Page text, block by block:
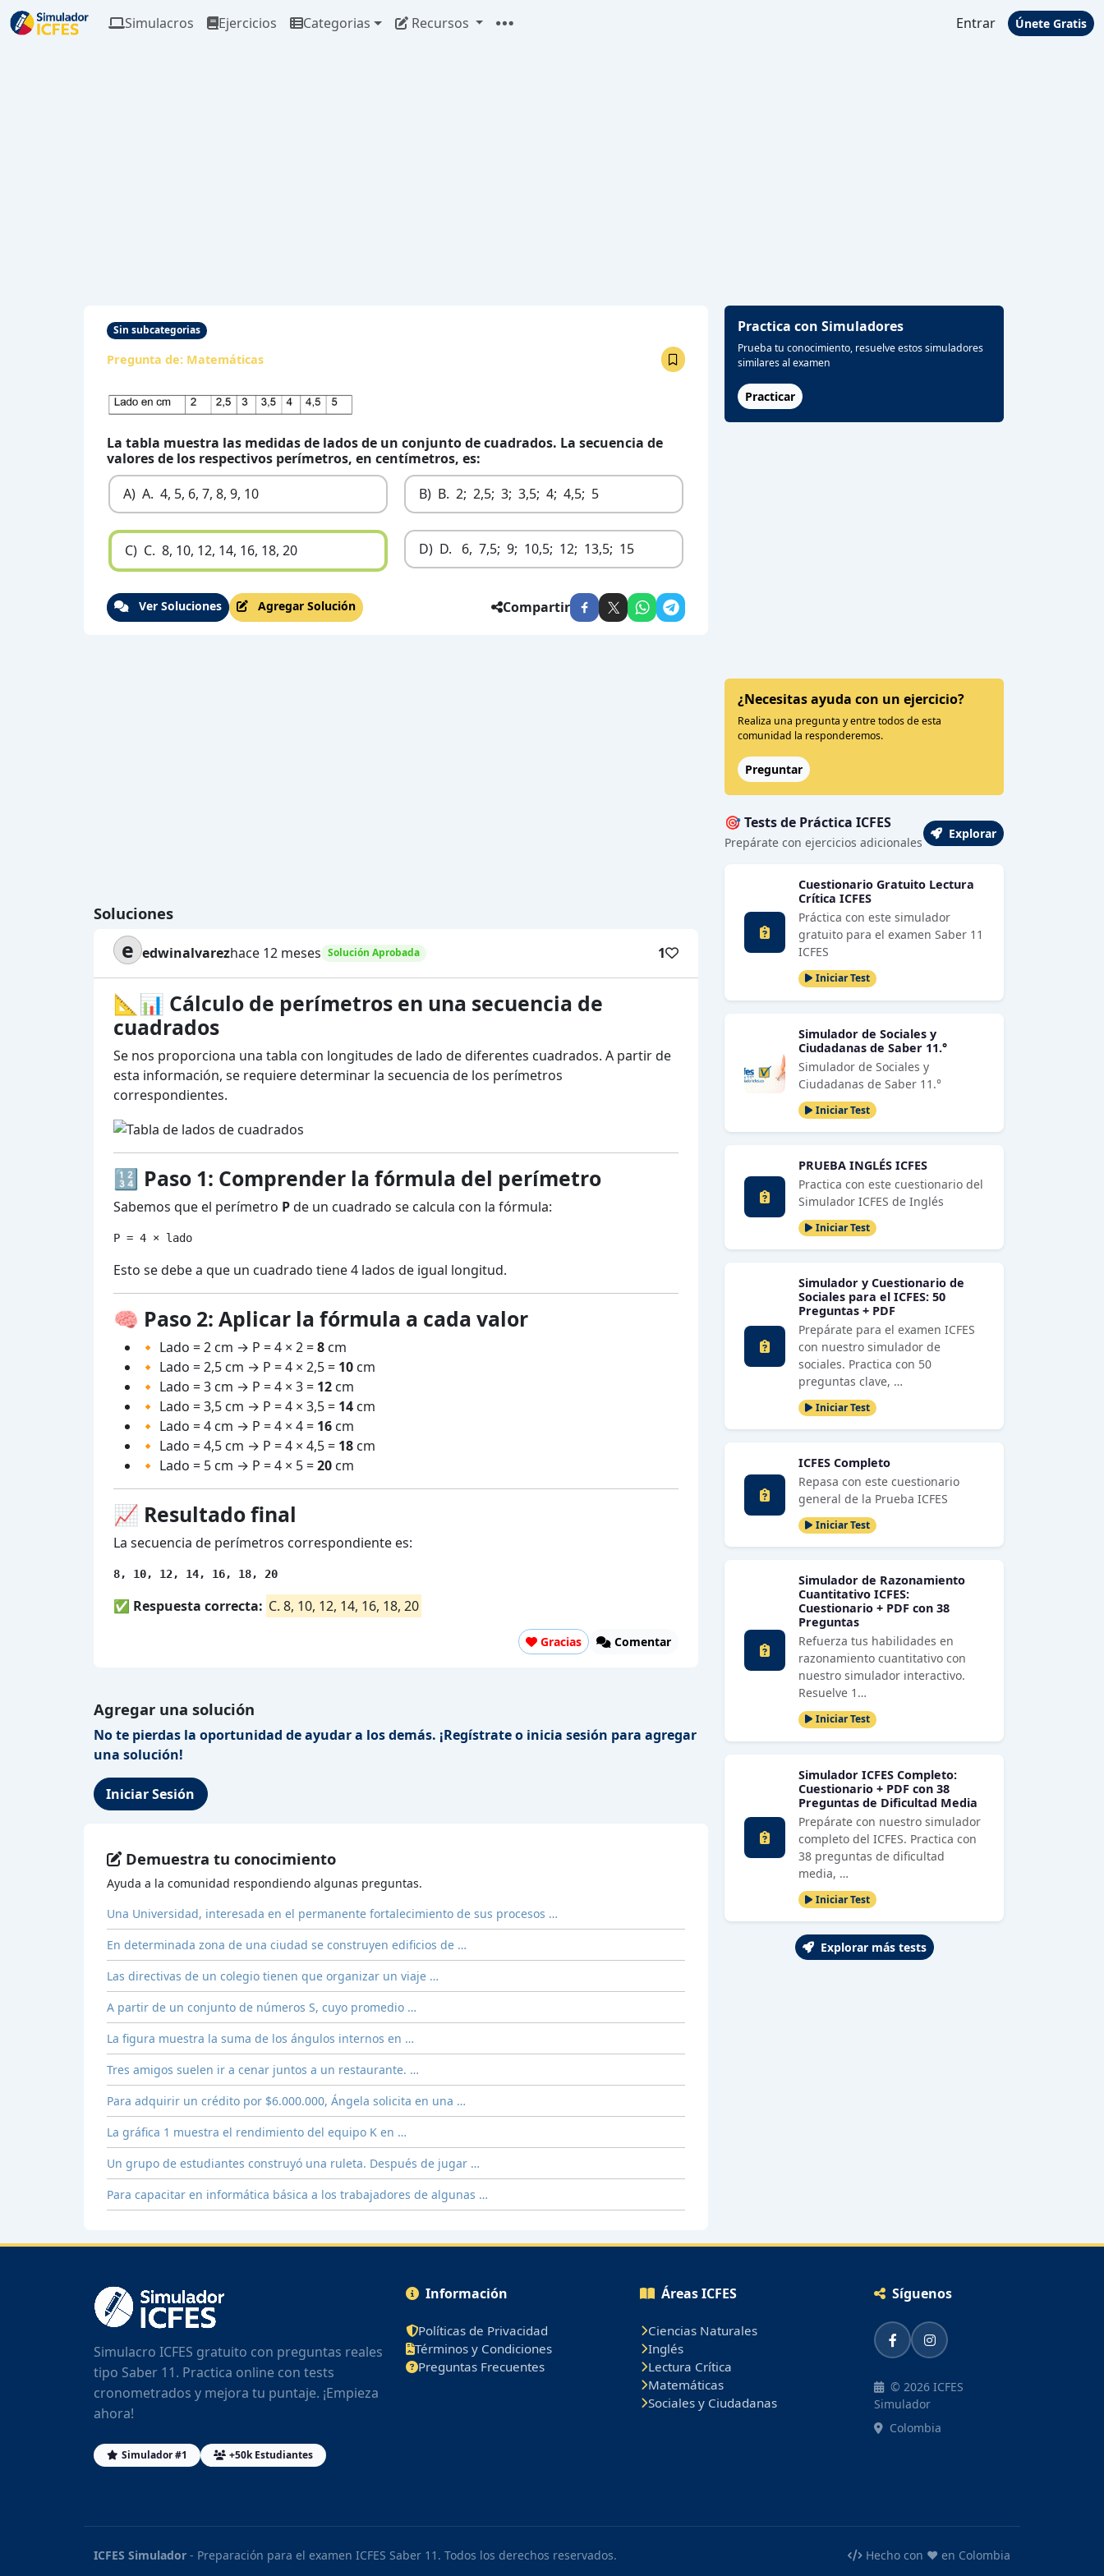
Simulacros Ejercicios Categorias Recursos Entrar Únete Gratis
Sin subcategorias
Pregunta de: Matemáticas
La tabla muestra las medidas de lados de un conjunto de cuadrados. La secuencia de
valores de los respectivos perímetros, en centímetros, es:
A) A. 4, 5, 6, 7, 8, 9, 10 B) B. 2; 2,5; 3; 3,5; 4; 4,5; 5
C) C. 8, 10, 12, 14, 16, 18, 20 D) D. 6, 7,5; 9; 10,5; 12; 13,5; 15
Ver Soluciones Agregar Solución Compartir
Soluciones
e edwinalvarezhace 12 meses Solución Aprobada 1
📐📊 Cálculo de perímetros en una secuencia de
cuadrados
Se nos proporciona una tabla con longitudes de lado de diferentes cuadrados. A partir de
esta información, se requiere determinar la secuencia de los perímetros
correspondientes.
🔢 Paso 1: Comprender la fórmula del perímetro
Sabemos que el perímetro Pde un cuadrado se calcula con la fórmula:
P = 4 × lado
Esto se debe a que un cuadrado tiene 4 lados de igual longitud.
🧠 Paso 2: Aplicar la fórmula a cada valor
🔸 Lado = 2 cm → P = 4 × 2 =8 cm
🔸 Lado = 2,5 cm → P = 4 × 2,5 = 10 cm
🔸 Lado = 3 cm → P = 4 × 3 = 12 cm
🔸 Lado = 3,5 cm → P = 4 × 3,5 = 14 cm
🔸 Lado = 4 cm → P = 4 × 4 = 16 cm
🔸 Lado = 4,5 cm → P = 4 × 4,5 = 18 cm
🔸 Lado = 5 cm → P = 4 × 5 =20 cm
📈 Resultado final
La secuencia de perímetros correspondiente es:
8, 10, 12, 14, 16, 18, 20
✅ Respuesta correcta: C. 8, 10, 12, 14, 16, 18, 20
Gracias Comentar
Agregar una solución
No te pierdas la oportunidad de ayudar a los demás. ¡Regístrate o inicia sesión para agregar
una solución!
Iniciar Sesión
Demuestra tu conocimiento
Ayuda a la comunidad respondiendo algunas preguntas.
Una Universidad, interesada en el permanente fortalecimiento de sus procesos …
En determinada zona de una ciudad se construyen edificios de …
Las directivas de un colegio tienen que organizar un viaje …
A partir de un conjunto de números S, cuyo promedio …
La figura muestra la suma de los ángulos internos en …
Tres amigos suelen ir a cenar juntos a un restaurante. …
Para adquirir un crédito por $6.000.000, Ángela solicita en una …
La gráfica 1 muestra el rendimiento del equipo K en …
Un grupo de estudiantes construyó una ruleta. Después de jugar …
Para capacitar en informática básica a los trabajadores de algunas …
Practica con Simuladores
Prueba tu conocimiento, resuelve estos simuladores
similares al examen
Practicar
¿Necesitas ayuda con un ejercicio?
Realiza una pregunta y entre todos de esta
comunidad la responderemos.
Preguntar
🎯 Tests de Práctica ICFES
Prepárate con ejercicios adicionales
Explorar
Cuestionario Gratuito Lectura
Crítica ICFES
Práctica con este simulador
gratuito para el examen Saber 11
ICFES
Iniciar Test
Simulador de Sociales y
Ciudadanas de Saber 11.°
Simulador de Sociales y
Ciudadanas de Saber 11.°
Iniciar Test
PRUEBA INGLÉS ICFES
Practica con este cuestionario del
Simulador ICFES de Inglés
Iniciar Test
Simulador y Cuestionario de
Sociales para el ICFES: 50
Preguntas + PDF
Prepárate para el examen ICFES
con nuestro simulador de
sociales. Practica con 50
preguntas clave, …
Iniciar Test
ICFES Completo
Repasa con este cuestionario
general de la Prueba ICFES
Iniciar Test
Simulador de Razonamiento
Cuantitativo ICFES:
Cuestionario + PDF con 38
Preguntas
Refuerza tus habilidades en
razonamiento cuantitativo con
nuestro simulador interactivo.
Resuelve 1…
Iniciar Test
Simulador ICFES Completo:
Cuestionario + PDF con 38
Preguntas de Dificultad Media
Prepárate con nuestro simulador
completo del ICFES. Practica con
38 preguntas de dificultad
media, …
Iniciar Test
Explorar más tests
Simulacro ICFES gratuito con preguntas reales
tipo Saber 11. Practica online con tests
cronometrados y mejora tu puntaje. ¡Empieza
ahora!
Simulador #1 +50k Estudiantes
Información
Políticas de Privacidad
Términos y Condiciones
Preguntas Frecuentes
Áreas ICFES
Ciencias Naturales
Inglés
Lectura Crítica
Matemáticas
Sociales y Ciudadanas
Síguenos
© 2026 ICFES
Simulador
Colombia
ICFES Simulador - Preparación para el examen ICFES Saber 11. Todos los derechos reservados. Hecho con ❤️ en Colombia